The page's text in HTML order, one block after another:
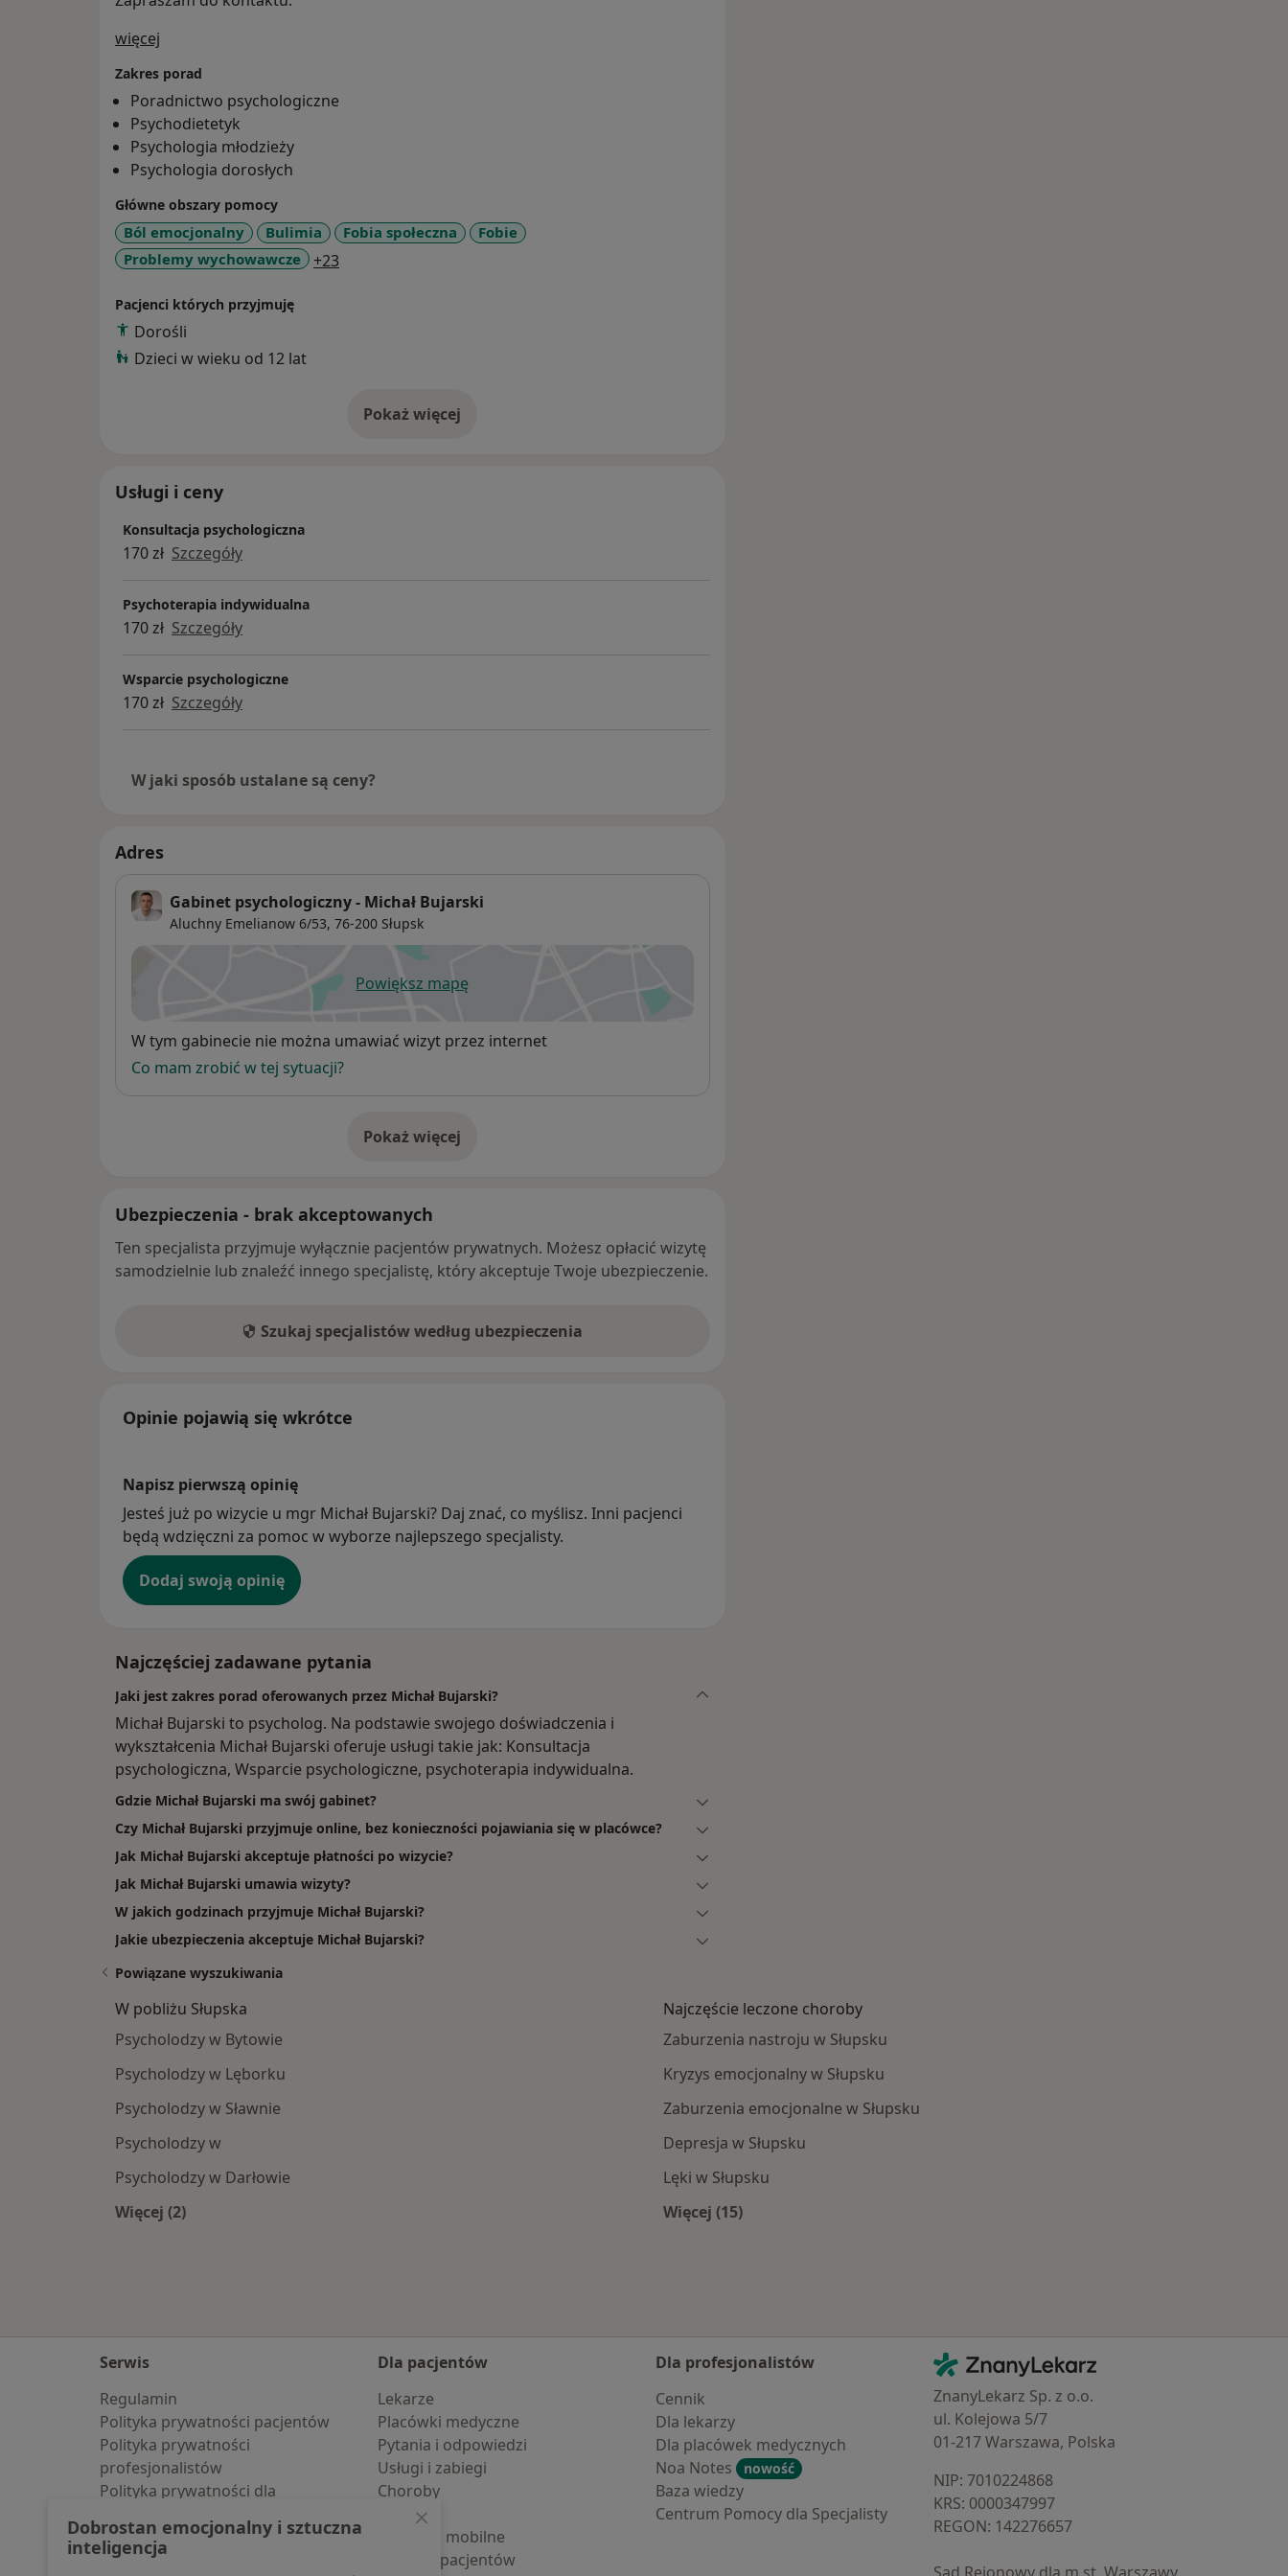
więcej
Zakres porad
Poradnictwo psychologiczne
Psychodietetyk
Psychologia młodzieży
Psychologia dorosłych
Główne obszary pomocy
Ból emocjonalny Bulimia Fobia społeczna
Fobie
Problemy wychowawcze
+23
Pacjenci których przyjmuję
Dorośli
Dzieci w wieku od 12 lat
Pokaż więcejo doświadczeniu
Usługi i ceny
Konsultacja psychologiczna
170 zł Szczegóły
Psychoterapia indywidualna
170 zł Szczegóły
Wsparcie psychologiczne
170 zł Szczegóły
W jaki sposób ustalane są ceny?
Adres
Gabinet psychologiczny - Michał Bujarski
Aluchny Emelianow 6/53, 76-200 Słupsk
Powiększ mapęotwiera się w nowej karcie
Dostępność
W tym gabinecie nie można umawiać wizyt przez internet
Co mam zrobić w tej sytuacji?
Pokaż więcej
o adresie
Ubezpieczenia - brak akceptowanych
Ten specjalista przyjmuje wyłącznie pacjentów prywatnych. Możesz opłacić wizytę
samodzielnie lub znaleźć innego specjalistę, który akceptuje Twoje ubezpieczenie.
Szukaj specjalistów według ubezpieczenia
Opinie pojawią się wkrótce
Napisz pierwszą opinię
Jesteś już po wizycie u mgr Michał Bujarski? Daj znać, co myślisz. Inni pacjenci
będą wdzięczni za pomoc w wyborze najlepszego specjalisty.
Dodaj swoją opinię
Najczęściej zadawane pytania
Jaki jest zakres porad oferowanych przez Michał Bujarski?
Michał Bujarski to psycholog. Na podstawie swojego doświadczenia i
wykształcenia Michał Bujarski oferuje usługi takie jak: Konsultacja
psychologiczna, Wsparcie psychologiczne, psychoterapia indywidualna.
Gdzie Michał Bujarski ma swój gabinet?
Czy Michał Bujarski przyjmuje online, bez konieczności pojawiania się w placówce?
Jak Michał Bujarski akceptuje płatności po wizycie?
Jak Michał Bujarski umawia wizyty?
W jakich godzinach przyjmuje Michał Bujarski?
Jakie ubezpieczenia akceptuje Michał Bujarski?
Powiązane wyszukiwania
W pobliżu Słupska
Psycholodzy w Bytowie
Psycholodzy w Lęborku
Psycholodzy w Sławnie
Psycholodzy w
Psycholodzy w Darłowie
Więcej (2)
Najczęście leczone choroby
Zaburzenia nastroju w Słupsku
Kryzys emocjonalny w Słupsku
Zaburzenia emocjonalne w Słupsku
Depresja w Słupsku
Lęki w Słupsku
Więcej (15)
Serwis
Regulamin
Polityka prywatności pacjentów
Polityka prywatności
profesjonalistów
Polityka prywatności dla
pozyskaliśmy samodzielnie
Polityka cookies
Dla pacjentów
Lekarze
Placówki medyczne
Pytania i odpowiedzi
Usługi i zabiegi
Choroby
Pomoc
Aplikacje mobilne
Blog dla pacjentów
Dla profesjonalistów
Cennik
Dla lekarzy
Dla placówek medycznych
Noa Notes
nowość
Baza wiedzy
Centrum Pomocy dla Specjalisty
Kontakt
ZnanyLekarz - Strona główna
ZnanyLekarz Sp. z o.o.
ul. Kolejowa 5/7
01-217 Warszawa, Polska
NIP: ⁠7010224868
KRS: ⁠0000347997
REGON: ⁠142276657
Dobrostan emocjonalny i sztuczna
inteligencja